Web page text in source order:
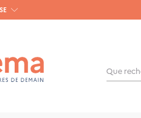
Que